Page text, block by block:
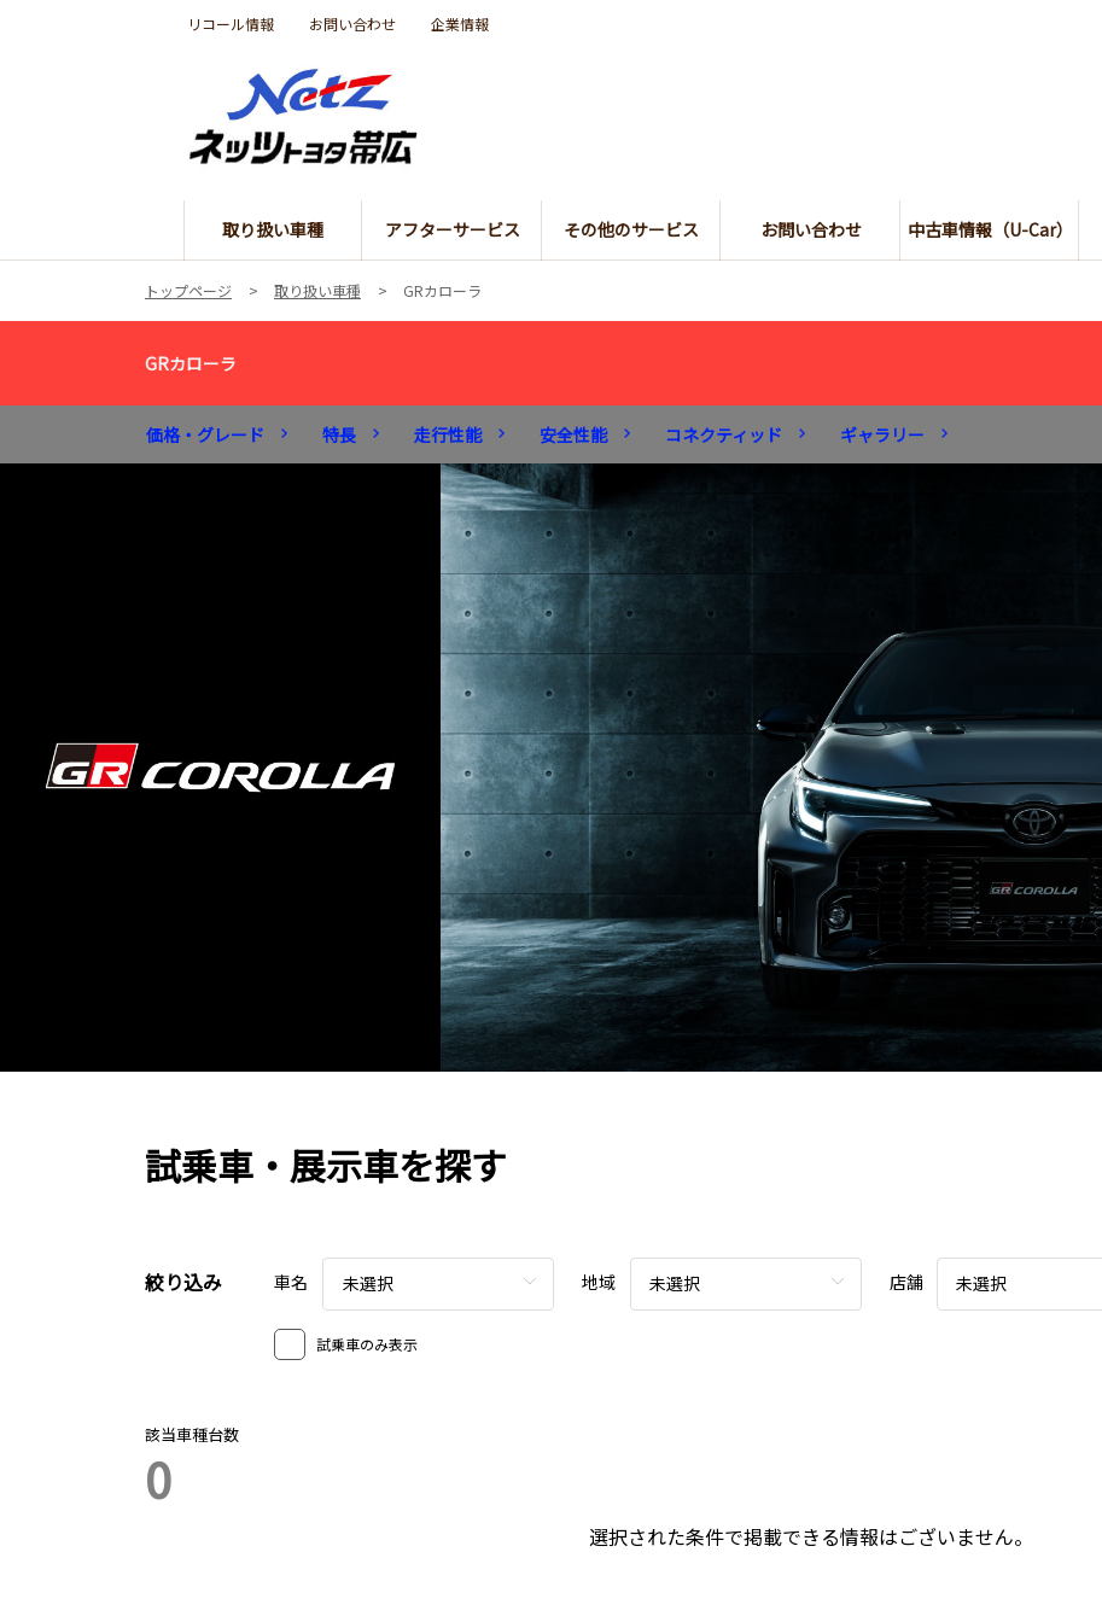
取り扱い車種 アフターサービス その他のサービス お問い合わせ 中古車情報（U-Car）
リコール情報 お問い合わせ 企業情報
トップページ 取り扱い車種 GRカローラ
GRカローラ
価格・グレード 特長 走行性能 安全性能 コネクティッド ギャラリー
試乗車・展示車を探す
絞り込み 車名 未選択 地域 未選択 店舗 未選択
試乗車のみ表示
該当車種台数
0
選択された条件で掲載できる情報はございません。